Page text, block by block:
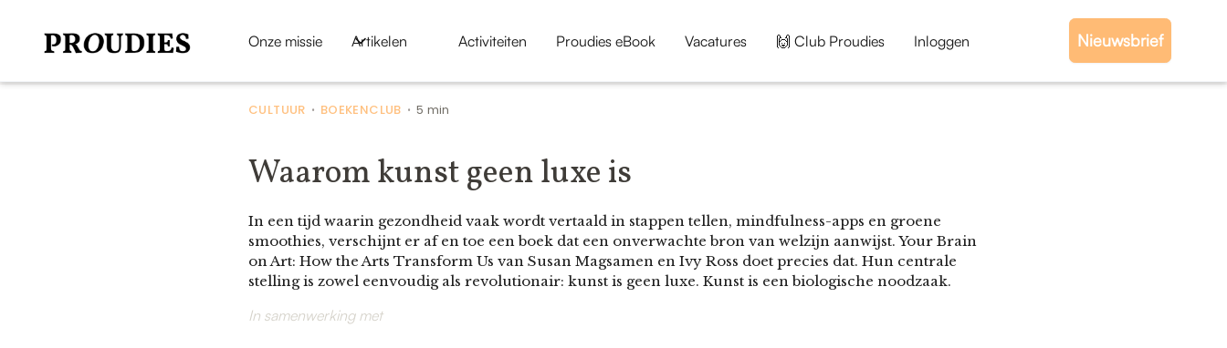
Onze missie Artikelen Activiteiten Proudies eBook Vacatures 🙌 Club Proudies Inloggen Nieuwsbrief
CULTUUR • BOEKENCLUB • 5 min
Waarom kunst geen luxe is
In een tijd waarin gezondheid vaak wordt vertaald in stappen tellen, mindfulness-apps en groene
smoothies, verschijnt er af en toe een boek dat een onverwachte bron van welzijn aanwijst. Your Brain
on Art: How the Arts Transform Us van Susan Magsamen en Ivy Ross doet precies dat. Hun centrale
stelling is zowel eenvoudig als revolutionair: kunst is geen luxe. Kunst is een biologische noodzaak.
In samenwerking met